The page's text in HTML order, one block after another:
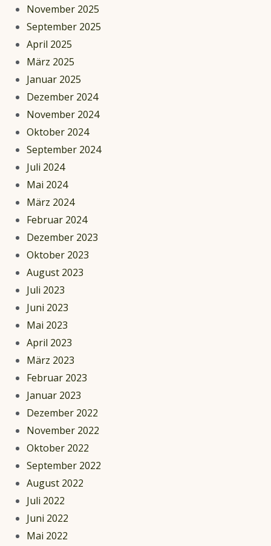
November 2025
September 2025
April 2025
März 2025
Januar 2025
Dezember 2024
November 2024
Oktober 2024
September 2024
Juli 2024
Mai 2024
März 2024
Februar 2024
Dezember 2023
Oktober 2023
August 2023
Juli 2023
Juni 2023
Mai 2023
April 2023
März 2023
Februar 2023
Januar 2023
Dezember 2022
November 2022
Oktober 2022
September 2022
August 2022
Juli 2022
Juni 2022
Mai 2022